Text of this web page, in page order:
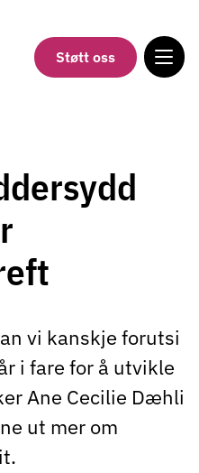
Støtt oss
vi kanskje forutsi
i fare for å utvikle
Ane Cecilie Dæhli
ut mer om